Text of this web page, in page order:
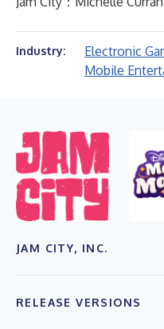
Industry: Electronic
Mobile
JAM CITY, INC.
RELEASE VERSIONS